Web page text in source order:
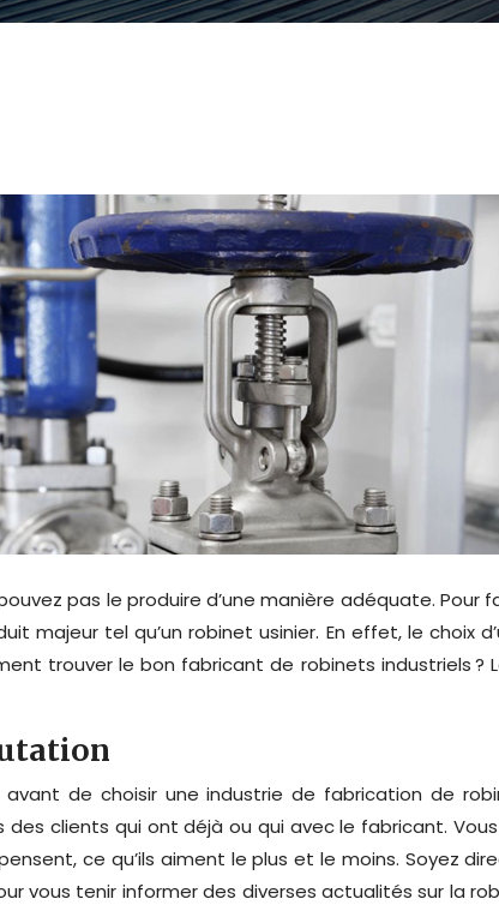
pas le produire d’une manière adéquate.
majeur tel qu’un robinet usinier. En effet, le
trouver le bon fabricant de robinets industriels
de choisir une industrie de fabrication de
clients qui ont déjà ou qui avec le fabricant.
ce qu’ils aiment le plus et le moins. Soyez
vous tenir informer des diverses actualités sur la